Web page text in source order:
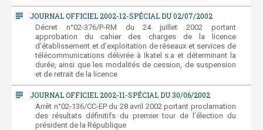
subject JOURNAL OFFICIEL 2002-12-SPÉCIAL DU 02/07/2002
Décret n°02-376/P-RM du 24 juillet 2002 portant
approbation du cahier des charges de la licence
d’établissement et d’exploitation de réseaux et services de
télécommunications délivrée à Ikatel s.a et déterminant la
durée, ainsi que les modalités de cession, de suspension
et de retrait de la licence
subject JOURNAL OFFICIEL 2002-11-SPÉCIAL DU 30/06/2002
Arrêt n°02-136/CC-EP du 28 avril 2002 portant proclamation
des résultats définitifs du premier tour de l’élection du
président de la République